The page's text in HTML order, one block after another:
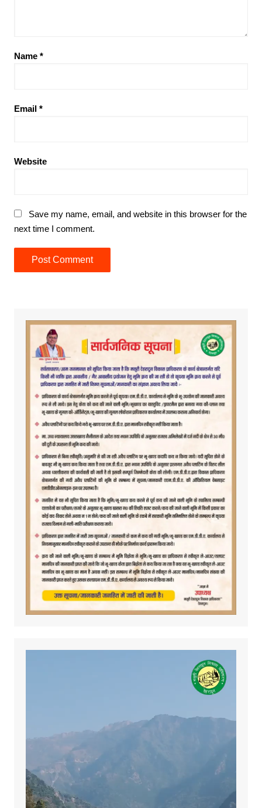
Name *
Email *
Website
Save my name, email, and website in this browser for the
next time I comment.